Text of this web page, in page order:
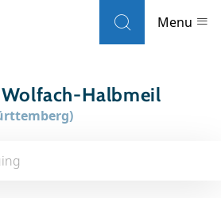
Menu
Halbmeil